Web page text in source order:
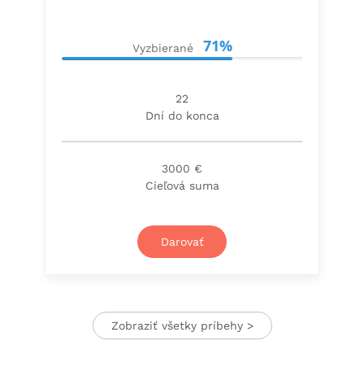
Vyzbierané 71%
22
Dní do konca
3000 €
Cieľová suma
Darovať
Zobraziť všetky príbehy >